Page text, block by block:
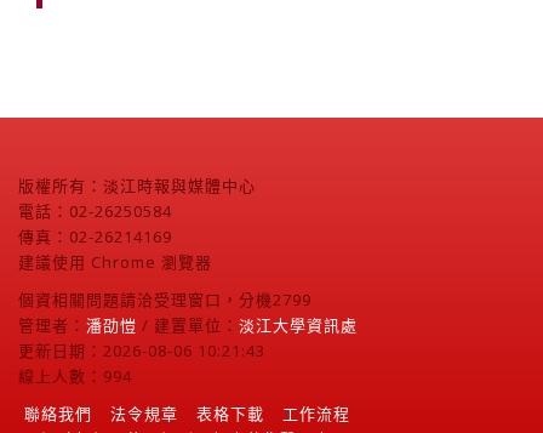
版權所有：淡江時報與媒體中心
電話：02-26250584
傳真：02-26214169
建議使用 Chrome 瀏覽器
個資相關問題請洽受理窗口，分機2799
管理者： 潘劭愷 / 建置單位： 淡江大學資訊處
更新日期：2026-08-06 10:21:43
線上人數：994
聯絡我們
法令規章 表格下載
工作流程